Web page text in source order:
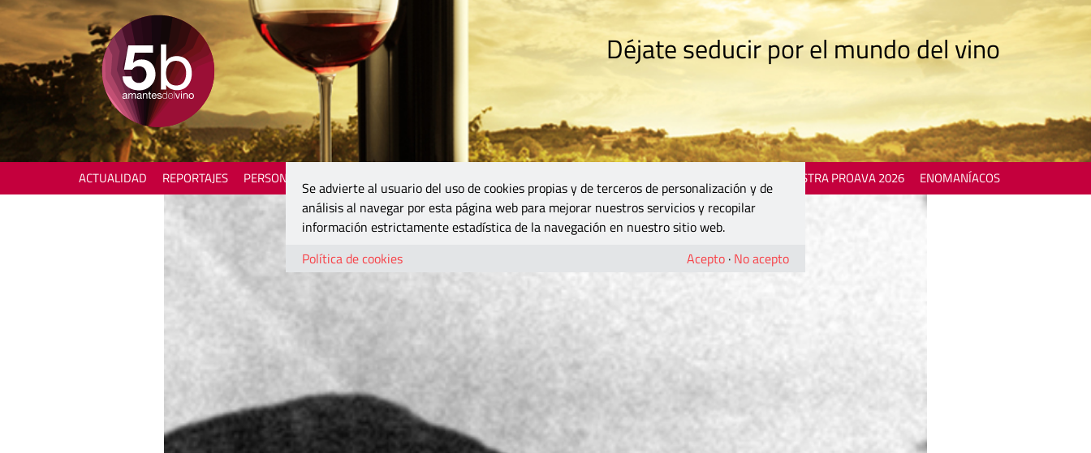
Déjate seducir por el mundo del vino
ACTUALIDAD REPORTAJES PERSONAJES MOSTRA PROAVA 2026 ENOMANÍACOS
Se advierte al usuario del uso de cookies propias y de terceros de personalización y de
análisis al navegar por esta página web para mejorar nuestros servicios y recopilar
información estrictamente estadística de la navegación en nuestro sitio web.
Política de cookies
Acepto · No acepto